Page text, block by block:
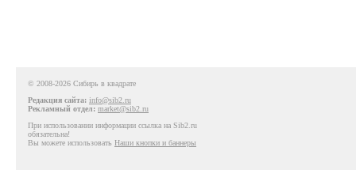
© 2008-2026 Сибирь в квадрате
Редакция сайта: info@sib2.ru
Рекламный отдел: market@sib2.ru
При использовании информации ссылка на Sib2.ru
обязательна!
Вы можете использовать Наши кнопки и баннеры